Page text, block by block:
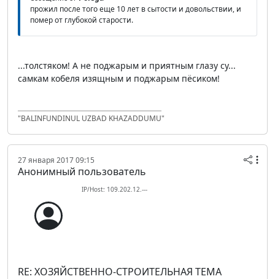
прожил после того еще 10 лет в сытости и довольствии, и
помер от глубокой старости.
...толстяком! А не поджарым и приятным глазу су...
самкам кобеля изящным и поджарым пёсиком!
"BALINFUNDINUL UZBAD KHAZADDUMU"
27 января 2017 09:15
Анонимный пользователь
IP/Host: 109.202.12.---
RE: ХОЗЯЙСТВЕННО-СТРОИТЕЛЬНАЯ ТЕМА